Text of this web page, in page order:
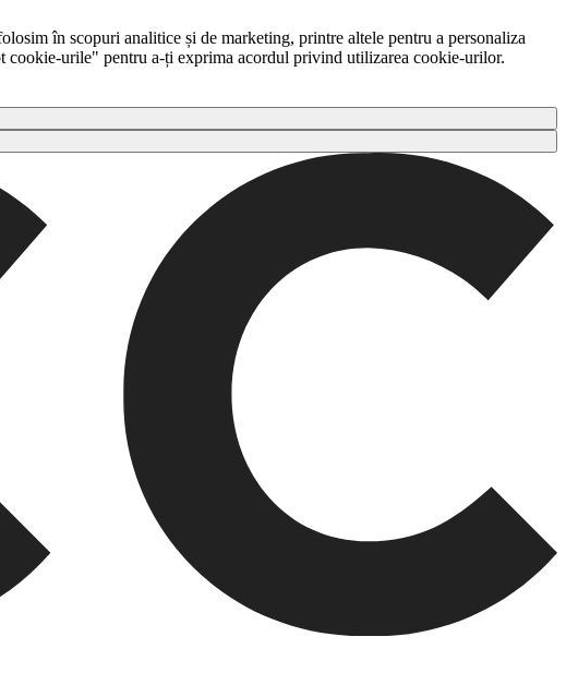
în scopuri analitice și de marketing, printre altele pentru a personaliza
urile" pentru a-ți exprima acordul privind utilizarea cookie-urilor.